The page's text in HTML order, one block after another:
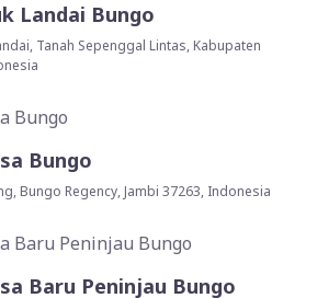
Landai Bungo
Tanah Sepenggal Lintas, Kabupaten
Bungo
Bungo Regency, Jambi 37263, Indonesia
Baru Peninjau Bungo